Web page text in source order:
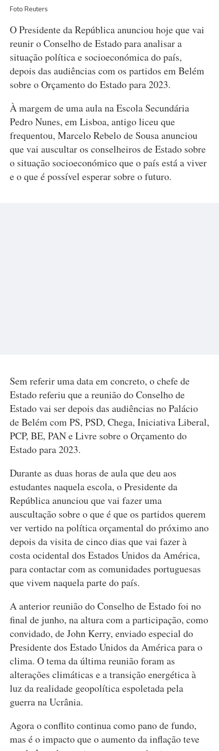
Foto Reuters
O Presidente da República anunciou hoje que vai
reunir o Conselho de Estado para analisar a
situação política e socioeconómica do país,
depois das audiências com os partidos em Belém
sobre o Orçamento do Estado para 2023.
À margem de uma aula na Escola Secundária
Pedro Nunes, em Lisboa, antigo liceu que
frequentou, Marcelo Rebelo de Sousa anunciou
que vai auscultar os conselheiros de Estado sobre
o situação socioeconómico que o país está a viver
e o que é possível esperar sobre o futuro.
Sem referir uma data em concreto, o chefe de
Estado referiu que a reunião do Conselho de
Estado vai ser depois das audiências no Palácio
de Belém com PS, PSD, Chega, Iniciativa Liberal,
PCP, BE, PAN e Livre sobre o Orçamento do
Estado para 2023.
Durante as duas horas de aula que deu aos
estudantes naquela escola, o Presidente da
República anunciou que vai fazer uma
auscultação sobre o que é que os partidos querem
ver vertido na política orçamental do próximo ano
depois da visita de cinco dias que vai fazer à
costa ocidental dos Estados Unidos da América,
para contactar com as comunidades portuguesas
que vivem naquela parte do país.
A anterior reunião do Conselho de Estado foi no
final de junho, na altura com a participação, como
convidado, de John Kerry, enviado especial do
Presidente dos Estado Unidos da América para o
clima. O tema da última reunião foram as
alterações climáticas e a transição energética à
luz da realidade geopolítica espoletada pela
guerra na Ucrânia.
Agora o conflito continua como pano de fundo,
mas é o impacto que o aumento da inflação teve